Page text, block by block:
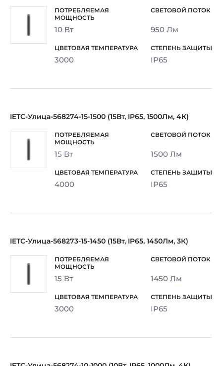
10 Вт 950 Лм
3000 IP65
IETC-Улица-568274-15-1500 (15Вт, IP65, 1500Лм, 4К)
15 Вт 1500 Лм
4000 IP65
IETC-Улица-568273-15-1450 (15Вт, IP65, 1450Лм, 3К)
15 Вт 1450 Лм
3000 IP65